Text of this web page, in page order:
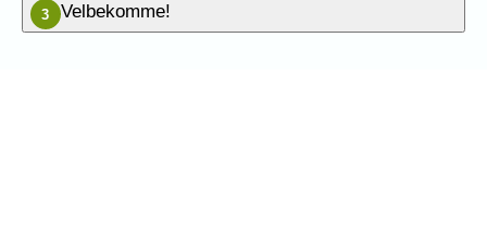
3 Velbekomme!